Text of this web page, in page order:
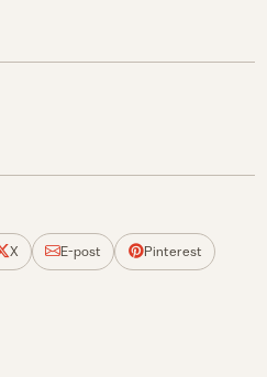
X E-post Pinterest